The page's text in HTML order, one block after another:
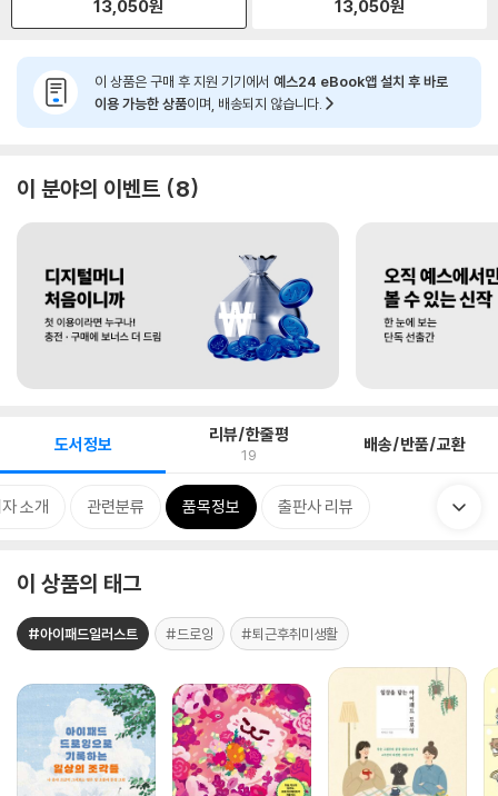
13,050원 13,050원
이 상품은 구매 후 지원 기기에서 예스24 eBook앱 설치 후 바로
이용 가능한 상품이며, 배송되지 않습니다.
이 분야의 이벤트 8
도서정보 리뷰/한줄평
19 배송/반품/교환
소개 관련분류 품목정보 출판사 리뷰
이 상품의 태그
#아이패드일러스트 #드로잉 #퇴근후취미생활